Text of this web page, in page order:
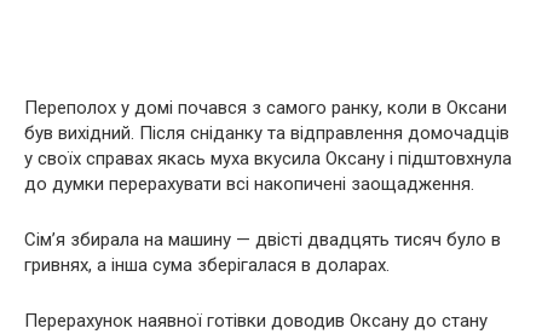
Переполох у домі почався з самого ранку, коли в Оксани
був вихідний. Після сніданку та відправлення домочадців
у своїх справах якась муха вкусила Оксану і підштовхнула
до думки перерахувати всі накопичені заощадження.
Сім’я збирала на машину — двісті двадцять тисяч було в
гривнях, а інша сума зберігалася в доларах.
Перерахунок наявної готівки доводив Оксану до стану